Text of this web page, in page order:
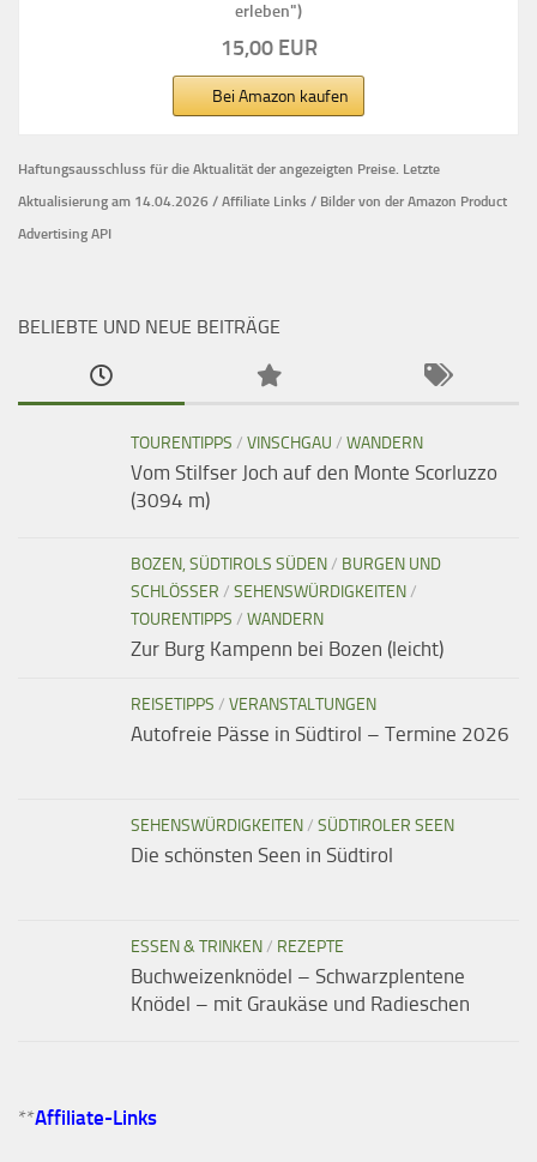
erleben")
15,00 EUR
Bei Amazon kaufen
Haftungsausschluss für die Aktualität der angezeigten Preise. Letzte
Aktualisierung am 14.04.2026 / Affiliate Links / Bilder von der Amazon Product
Advertising API
BELIEBTE UND NEUE BEITRÄGE
TOURENTIPPS / VINSCHGAU / WANDERN
Vom Stilfser Joch auf den Monte Scorluzzo
(3094 m)
BOZEN, SÜDTIROLS SÜDEN/ BURGEN UND
SCHLÖSSER / SEHENSWÜRDIGKEITEN/
TOURENTIPPS / WANDERN
Zur Burg Kampenn bei Bozen (leicht)
REISETIPPS / VERANSTALTUNGEN
Autofreie Pässe in Südtirol – Termine 2026
SEHENSWÜRDIGKEITEN/ SÜDTIROLER SEEN
Die schönsten Seen in Südtirol
ESSEN & TRINKEN/ REZEPTE
Buchweizenknödel – Schwarzplentene
Knödel – mit Graukäse und Radieschen
**Affiliate-Links